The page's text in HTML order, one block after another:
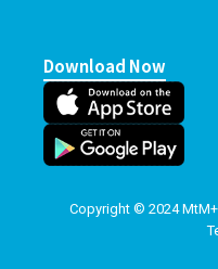
Download Now
Copyright © 2024